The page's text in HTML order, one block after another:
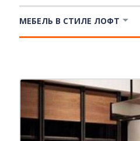
МЕБЕЛЬ В СТИЛЕ ЛОФТ